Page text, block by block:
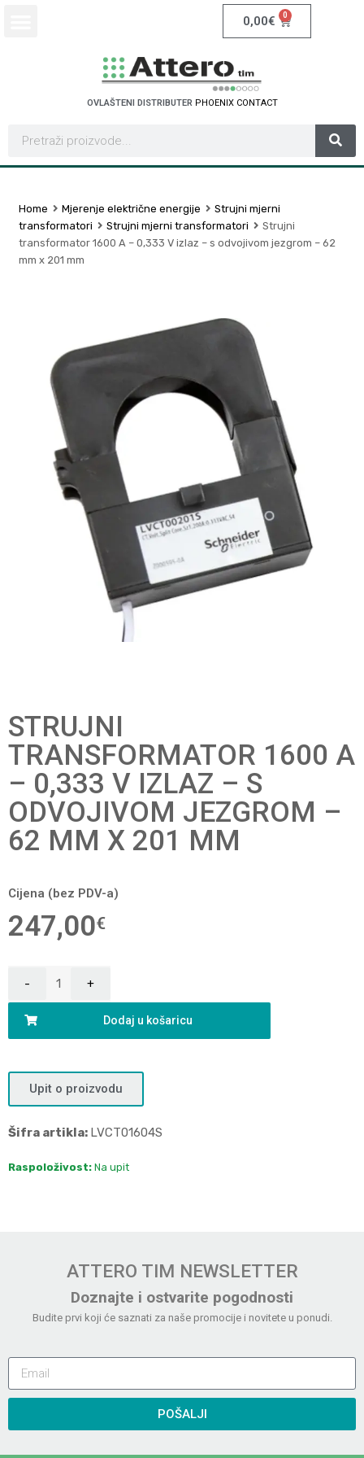
0,00€ 0
OVLAŠTENI DISTRIBUTER PHOENIX CONTACT
Home Mjerenje električne energije
Strujni mjerni
transformatori
Strujni mjerni transformatori
Strujni
transformator 1600 A – 0,333 V izlaz – s odvojivom jezgrom – 62
mm x 201 mm
STRUJNI
TRANSFORMATOR 1600 A
– 0,333 V IZLAZ – S
ODVOJIVOM JEZGROM –
62 MM X 201 MM
Cijena (bez PDV-a)
247,00€
Dodaj u košaricu
Upit o proizvodu
Šifra artikla: LVCT01604S
Raspoloživost: Na upit
ATTERO TIM NEWSLETTER
Doznajte i ostvarite pogodnosti
Budite prvi koji će saznati za naše promocije i novitete u ponudi.
POŠALJI